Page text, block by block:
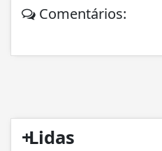
Comentários:
+
Lidas